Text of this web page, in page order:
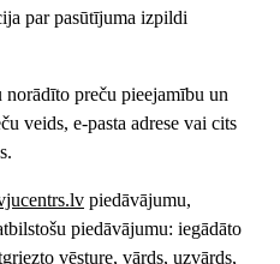
par pasūtījuma izpildi
preču pieejamību un
veids, e-pasta adrese vai cits
.lv piedāvājumu,
piedāvājumu: iegādāto
vēsture, vārds, uzvārds,